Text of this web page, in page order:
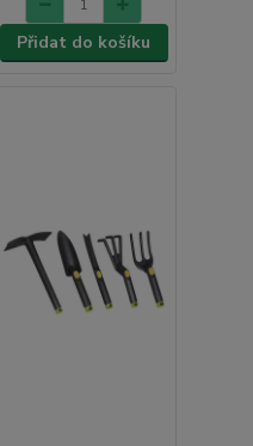
Přidat do košíku